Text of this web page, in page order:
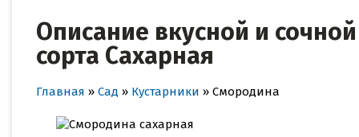
Описание вкусной и
сорта Сахарная
Главная » Сад » Кустарники » Смородина